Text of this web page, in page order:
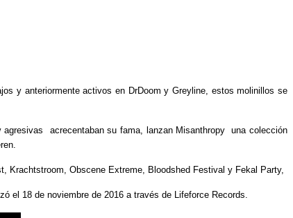
y anteriormente activos en DrDoom y Greyline, estos molinillos se
acrecentaban su fama, lanzan Misanthropy una colección
Krachtstroom, Obscene Extreme, Bloodshed Festival y Fekal Party,
el 18 de noviembre de 2016 a través de Lifeforce Records.